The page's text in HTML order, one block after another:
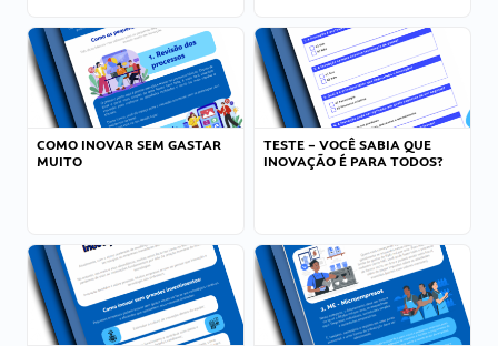
COMO INOVAR SEM GASTAR
MUITO
TESTE – VOCÊ SABIA QUE
INOVAÇÃO É PARA TODOS?